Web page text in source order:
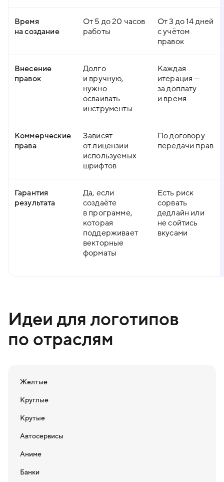
Время
на создание
От 5 до 20 часов
работы
От 3 до 14 дней
с учётом
правок
Внесение
правок
Долго
и вручную,
нужно
осваивать
инструменты
Каждая
итерация —
за доплату
и время
Коммерческие
права
Зависят
от лицензии
используемых
шрифтов
По договору
передачи прав
Гарантия
результата
Да, если
создаёте
в программе,
которая
поддерживает
векторные
форматы
Есть риск
сорвать
дедлайн или
не сойтись
вкусами
Идеи для логотипов
по отраслям
Желтые
Круглые
Крутые
Автосервисы
Аниме
Банки